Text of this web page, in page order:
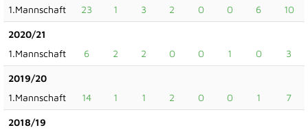
1.Mannschaft
23 1 3 2 0 0 6 10
2020/21
1.Mannschaft
6 2 2 0 0 1 0 3
2019/20
1.Mannschaft
14 1 1 2 0 0 1 7
2018/19